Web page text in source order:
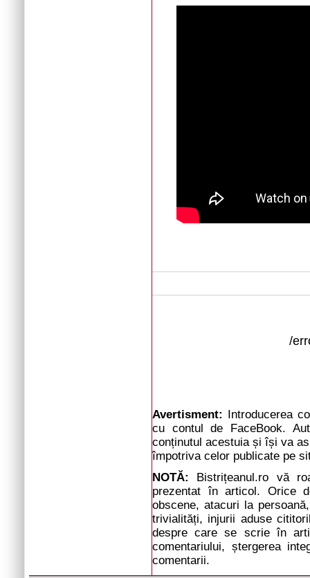
/
Avertisment: Introducerea
cu contul de FaceBook.
conținutul acestuia și își va
împotriva celor publicate pe
NOTĂ: Bistrițeanul.ro vă
prezentat în articol. Orice
obscene, atacuri la
trivialități, injurii aduse
despre care se scrie în
comentariului, ștergerea
comentarii.